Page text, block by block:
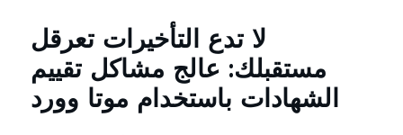
لا تدع التأخيرات تعرقل
مستقبلك: عالج مشاكل تقييم
الشهادات باستخدام موتا وورد